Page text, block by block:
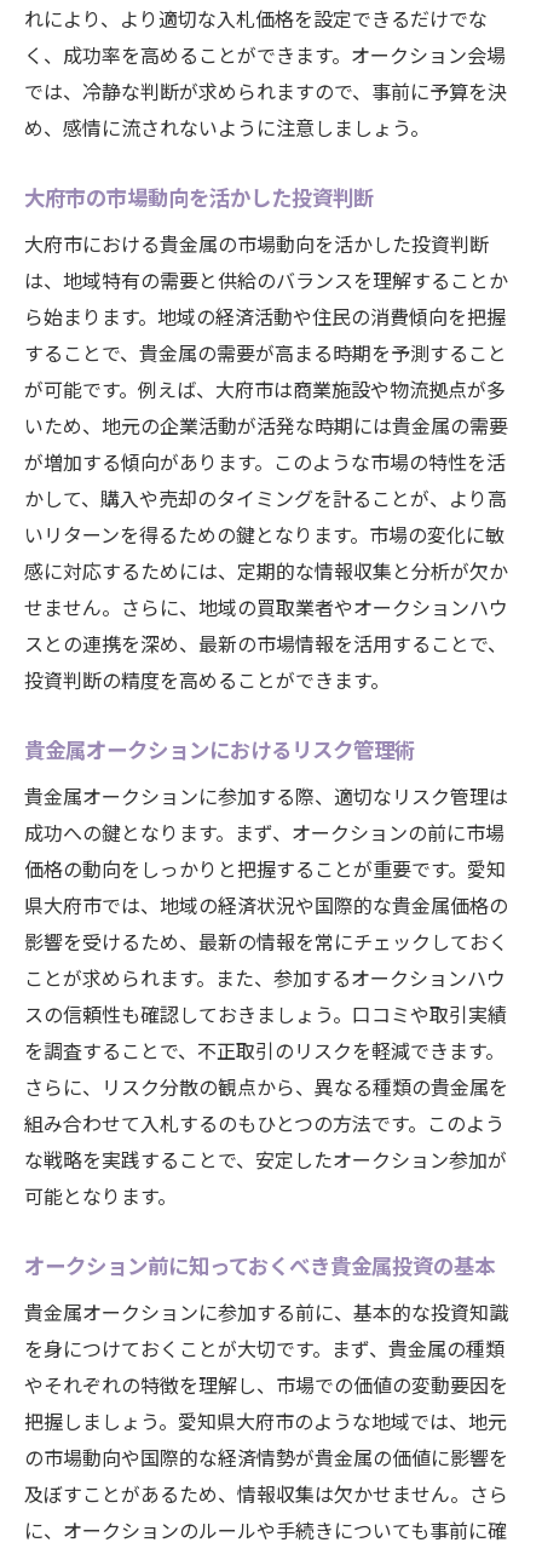
れにより、より適切な入札価格を設定できるだけでな
く、成功率を高めることができます。オークション会場
では、冷静な判断が求められますので、事前に予算を決
め、感情に流されないように注意しましょう。
大府市の市場動向を活かした投資判断
大府市における貴金属の市場動向を活かした投資判断
は、地域特有の需要と供給のバランスを理解することか
ら始まります。地域の経済活動や住民の消費傾向を把握
することで、貴金属の需要が高まる時期を予測すること
が可能です。例えば、大府市は商業施設や物流拠点が多
いため、地元の企業活動が活発な時期には貴金属の需要
が増加する傾向があります。このような市場の特性を活
かして、購入や売却のタイミングを計ることが、より高
いリターンを得るための鍵となります。市場の変化に敏
感に対応するためには、定期的な情報収集と分析が欠か
せません。さらに、地域の買取業者やオークションハウ
スとの連携を深め、最新の市場情報を活用することで、
投資判断の精度を高めることができます。
貴金属オークションにおけるリスク管理術
貴金属オークションに参加する際、適切なリスク管理は
成功への鍵となります。まず、オークションの前に市場
価格の動向をしっかりと把握することが重要です。愛知
県大府市では、地域の経済状況や国際的な貴金属価格の
影響を受けるため、最新の情報を常にチェックしておく
ことが求められます。また、参加するオークションハウ
スの信頼性も確認しておきましょう。口コミや取引実績
を調査することで、不正取引のリスクを軽減できます。
さらに、リスク分散の観点から、異なる種類の貴金属を
組み合わせて入札するのもひとつの方法です。このよう
な戦略を実践することで、安定したオークション参加が
可能となります。
オークション前に知っておくべき貴金属投資の基本
貴金属オークションに参加する前に、基本的な投資知識
を身につけておくことが大切です。まず、貴金属の種類
やそれぞれの特徴を理解し、市場での価値の変動要因を
把握しましょう。愛知県大府市のような地域では、地元
の市場動向や国際的な経済情勢が貴金属の価値に影響を
及ぼすことがあるため、情報収集は欠かせません。さら
に、オークションのルールや手続きについても事前に確